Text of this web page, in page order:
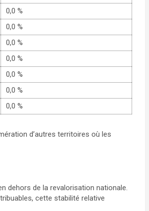
0,0 %
0,0 %
0,0 %
0,0 %
0,0 %
0,0 %
0,0 %
d’autres territoires où les
dehors de la revalorisation nationale.
cette stabilité relative